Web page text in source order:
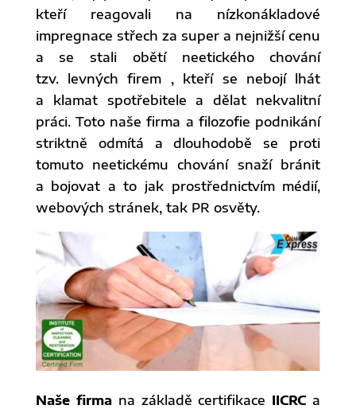
kteří reagovali na nízkonákladové
impregnace střech za super a nejnižší cenu
a se stali obětí neetického chování
tzv. levných firem , kteří se nebojí lhát
a klamat spotřebitele a dělat nekvalitní
práci. Toto naše firma a filozofie podnikání
striktně odmítá a dlouhodobě se proti
tomuto neetickému chování snaží bránit
a bojovat a to jak prostřednictvím médií,
webových stránek, tak PR osvěty.
Naše firmana základě certifikace IICRC a